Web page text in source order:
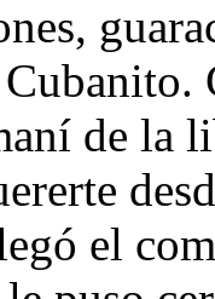
de la
el